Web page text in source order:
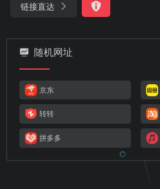
链接直达
随机网址
京东
转转
拼多多